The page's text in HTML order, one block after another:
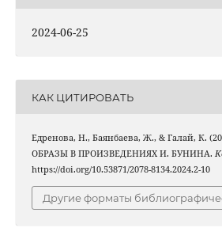
2024-06-25
КАК ЦИТИРОВАТЬ
Едренова, Н., Баянбаева, Ж., & Галай, К.
ОБРАЗЫ В ПРОИЗВЕДЕНИЯХ И. БУНИНА.
https://doi.org/10.53871/2078-8134.2024.2-10
Другие форматы